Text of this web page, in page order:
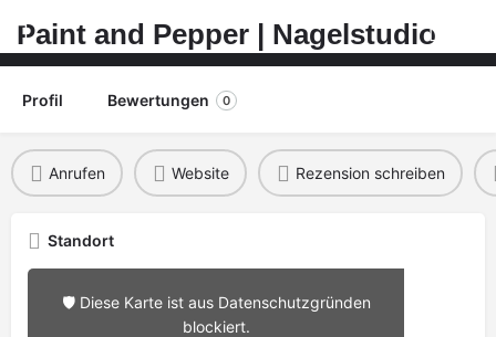
Paint and Pepper | Nagelstudio
Profil Bewertungen 0
Anrufen Website Rezension schreiben
Standort
🛡️ Diese Karte ist aus Datenschutzgründen
blockiert.